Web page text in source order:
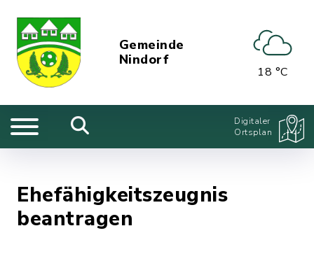
Gemeinde
Nindorf
18 °C
Digitaler
Ortsplan
Ehefähigkeitszeugnis
beantragen